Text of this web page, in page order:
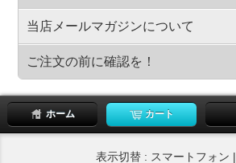
当店メールマガジンについて
ご注文の前に確認を！
ホーム カート
表示切替 : スマートフォン |